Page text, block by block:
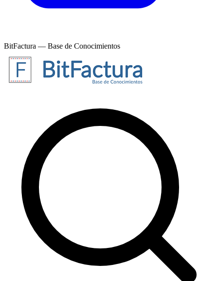
BitFactura — Base de Conocimientos